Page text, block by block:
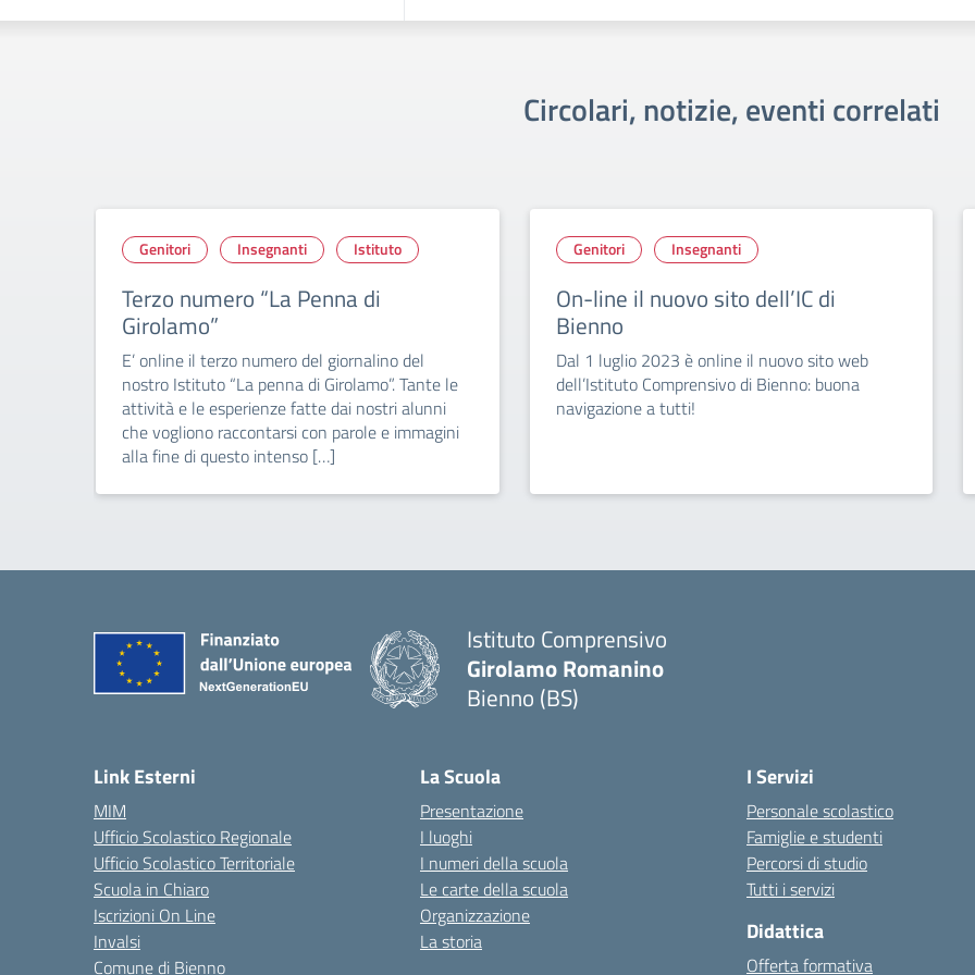
Circolari, notizie, eventi correlati
Genitori Insegnanti Istituto
Terzo numero “La Penna di
Girolamo”
E’ online il terzo numero del giornalino del
nostro Istituto “La penna di Girolamo”. Tante le
attività e le esperienze fatte dai nostri alunni
che vogliono raccontarsi con parole e immagini
alla fine di questo intenso […]
Genitori Insegnanti
On-line il nuovo sito dell’IC di
Bienno
Dal 1 luglio 2023 è online il nuovo sito web
dell’Istituto Comprensivo di Bienno: buona
navigazione a tutti!
Istituto Comprensivo
Girolamo Romanino
Bienno (BS)
Link Esterni
MIM
Ufficio Scolastico Regionale
Ufficio Scolastico Territoriale
Scuola in Chiaro
Iscrizioni On Line
Invalsi
Comune di Bienno
La Scuola
Presentazione
I luoghi
I numeri della scuola
Le carte della scuola
Organizzazione
La storia
I Servizi
Personale scolastico
Famiglie e studenti
Percorsi di studio
Tutti i servizi
Didattica
Offerta formativa